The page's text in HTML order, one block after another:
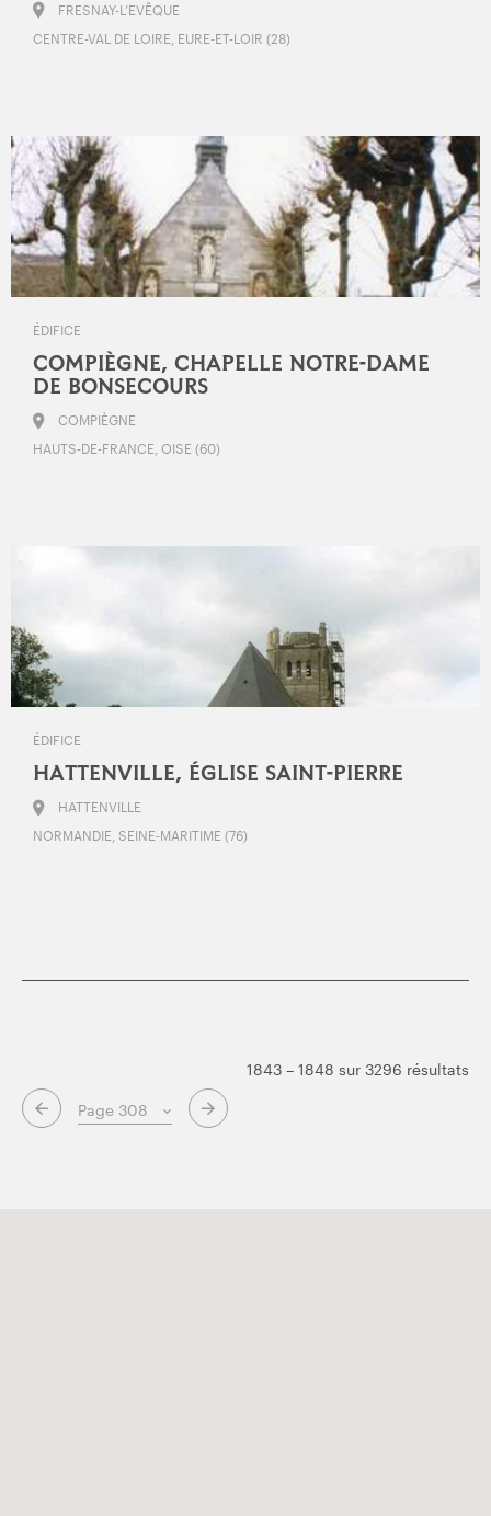
FRESNAY-L’EVÊQUE
CENTRE-VAL DE LOIRE, EURE-ET-LOIR (28)
ÉDIFICE
COMPIÈGNE, CHAPELLE NOTRE-DAME
DE BONSECOURS
COMPIÈGNE
HAUTS-DE-FRANCE, OISE (60)
ÉDIFICE
HATTENVILLE, ÉGLISE SAINT-PIERRE
HATTENVILLE
NORMANDIE, SEINE-MARITIME (76)
Page suivante
1843 – 1848 sur 3296 résultats